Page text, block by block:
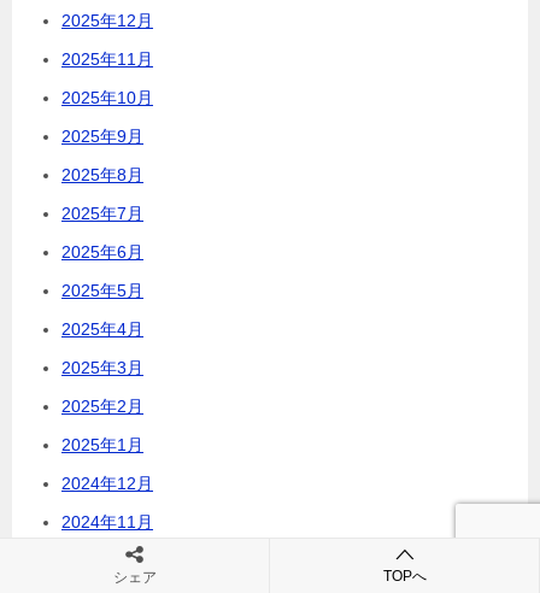
2025年12月
2025年11月
2025年10月
2025年9月
2025年8月
2025年7月
2025年6月
2025年5月
2025年4月
2025年3月
2025年2月
2025年1月
2024年12月
2024年11月
2024年10月
シェア TOPへ